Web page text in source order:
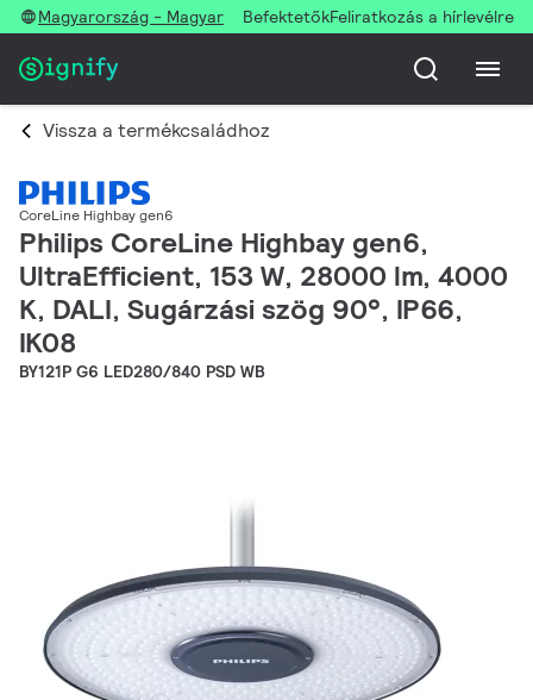
Magyarország - Magyar BefektetőkFeliratkozás a hírlevélre
Vissza a termékcsaládhoz
CoreLine Highbay gen6
Philips CoreLine Highbay gen6,
UltraEfficient, 153 W, 28000 lm, 4000
K, DALI, Sugárzási szög 90°, IP66,
IK08
BY121P G6 LED280/840 PSD WB